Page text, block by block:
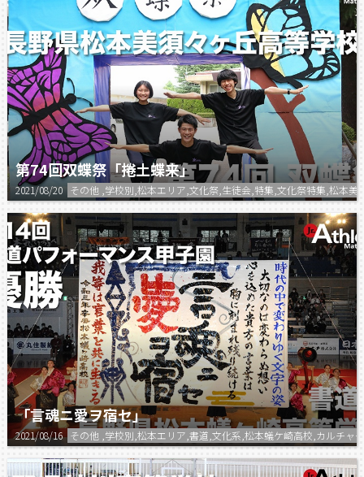
第74回双蝶祭「捲土蝶来」
2021/08/20 その他 ,学校別,松本エリア,文化祭,生徒会,特集,文化祭特集,松本美
「言魂ニ愛ヲ宿セ」
2021/08/16 その他 ,学校別,松本エリア,書道,文化系,松本蟻ケ崎高校,カルチャー